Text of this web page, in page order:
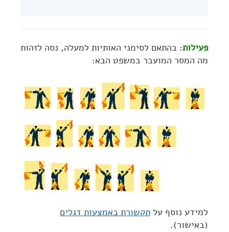
פעילות: בהתאם לסימני האותיות למעלה, נסה לזהות
מה המסר המועבר במשפט הבא:
למידע נוסף על תקשורת באמצעות דגלים
(באישור).